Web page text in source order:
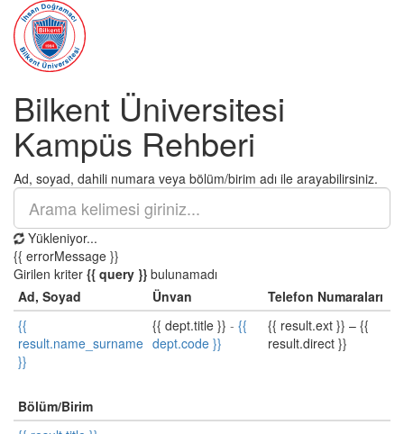
Bilkent Üniversitesi
Kampüs Rehberi
Ad, soyad, dahili numara veya bölüm/birim adı ile arayabilirsiniz.
Yükleniyor...
{{ errorMessage }}
Girilen kriter {{ query }} bulunamadı
Ad, Soyad
Ünvan
Telefon Numaraları
{{
result.name_surname
}}
{{ dept.title }} - {{
dept.code }}
{{ result.ext }} – {{
result.direct }}
Bölüm/Birim